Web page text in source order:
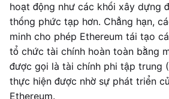
hoạt động như các khối xây dựng
thống phức tạp hơn. Chẳng hạn,
minh cho phép Ethereum tái tạo
tổ chức tài chính hoàn toàn bằng
được gọi là tài chính phi tập trung (
thực hiện được nhờ sự phát triển
Ethereum.